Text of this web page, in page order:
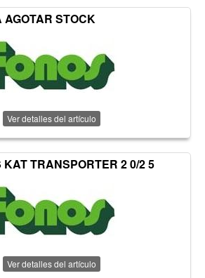
AGOTAR STOCK
Ver detalles del artículo
KAT TRANSPORTER 2 0/2 5
Ver detalles del artículo